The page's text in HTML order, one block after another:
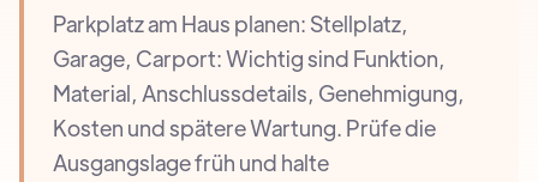
Parkplatz am Haus planen: Stellplatz,
Garage, Carport: Wichtig sind Funktion,
Material, Anschlussdetails, Genehmigung,
Kosten und spätere Wartung. Prüfe die
Ausgangslage früh und halte